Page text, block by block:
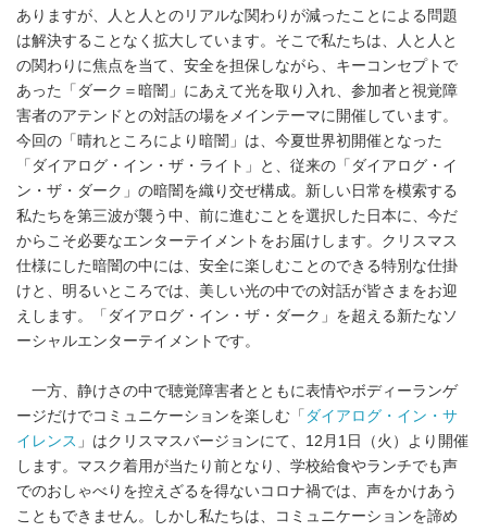
ありますが、人と人とのリアルな関わりが減ったことによる問題
は解決することなく拡大しています。そこで私たちは、人と人と
の関わりに焦点を当て、安全を担保しながら、キーコンセプトで
あった「ダーク＝暗闇」にあえて光を取り入れ、参加者と視覚障
害者のアテンドとの対話の場をメインテーマに開催しています。
今回の「晴れところにより暗闇」は、今夏世界初開催となった
「ダイアログ・イン・ザ・ライト」と、従来の「ダイアログ・イ
ン・ザ・ダーク」の暗闇を織り交ぜ構成。新しい日常を模索する
私たちを第三波が襲う中、前に進むことを選択した日本に、今だ
からこそ必要なエンターテイメントをお届けします。クリスマス
仕様にした暗闇の中には、安全に楽しむことのできる特別な仕掛
けと、明るいところでは、美しい光の中での対話が皆さまをお迎
えします。「ダイアログ・イン・ザ・ダーク」を超える新たなソ
ーシャルエンターテイメントです。
一方、静けさの中で聴覚障害者とともに表情やボディーランゲ
ージだけでコミュニケーションを楽しむ「 ダイアログ・イン・サ
イレンス 」はクリスマスバージョンにて、12月1日（火）より開催
します。マスク着用が当たり前となり、学校給食やランチでも声
でのおしゃべりを控えざるを得ないコロナ禍では、声をかけあう
こともできません。しかし私たちは、コミュニケーションを諦め